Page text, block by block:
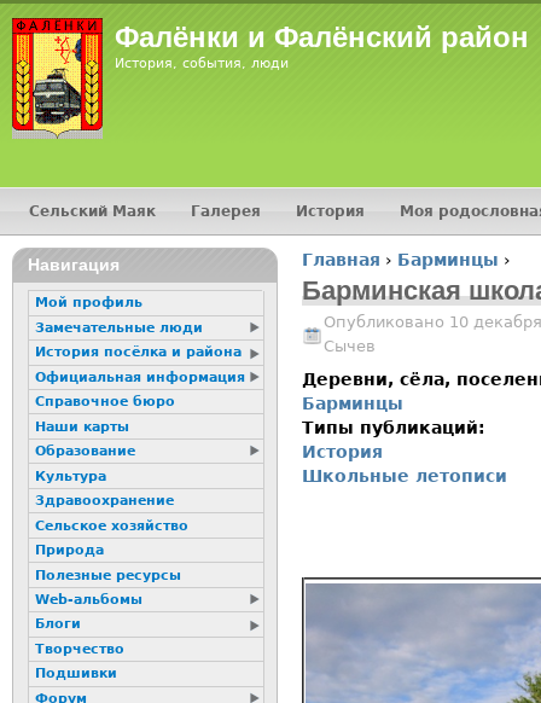
Фалёнки и Фалёнский район
История, события, люди
Вы здесь
Главная › Барминцы ›
Барминская
Опубликовано 10
Сычев
Деревни, сёла,
Барминцы
Типы публикаций:
История
Школьные летописи
Главное меню
Сельский Маяк Галерея История Моя
16+
Навигация
Мой профиль
Замечательные люди
История посёлка и района
Официальная информация
Справочное бюро
Наши карты
Образование
Культура
Здравоохранение
Сельское хозяйство
Природа
Полезные ресурсы
Web-альбомы
Блоги
Творчество
Подшивки
Форум